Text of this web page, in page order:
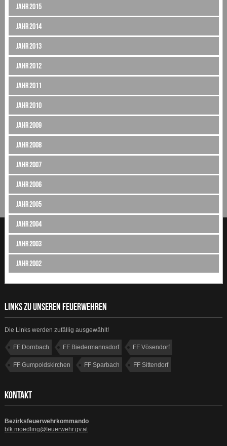
Jahr 2015
Jahr 2014
Jahr 2013
Jahr 2012
Jahr 2011
Jahr 2010
Jahr 2009
Jahr 2008
Jahr 2007
Jahr 2006
Jahr 2005
Jahr 2004
Jahr 2003
Jahr 2002
LINKS ZU UNSEREN FEUERWEHREN
Die Links werden zufällig ausgewählt!
FF Dornbach FF Biedermannsdorf FF Vösendorf
FF Gumpoldskirchen FF Sparbach FF Sittendorf
KONTAKT
Bezirksfeuerwehrkommando
bfk.moedling@feuerwehr.gv.at